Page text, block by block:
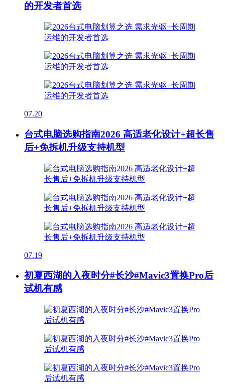
的开发者首选
07.20
台式电脑选购指南2026 高适老化设计+超长售
后+免拆机升级支持机型
07.19
初夏西湖的入夜时分#长沙#Mavic3置换Pro后
试机有感